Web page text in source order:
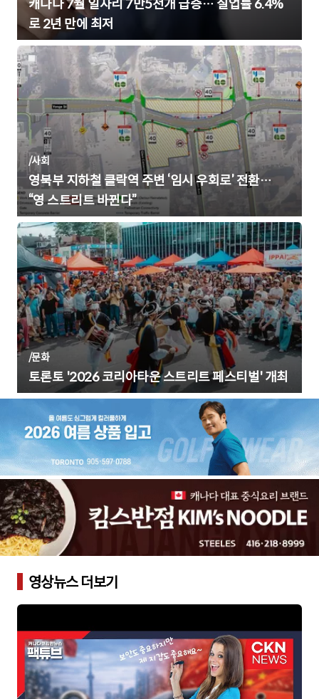
캐나다 7월 일자리 7만5천개 급증… 실업률 6.4%
로 2년 만에 최저
/사회
영북부 지하철 클락역 주변 ‘임시 우회로’ 전환…
“영 스트리트 바뀐다”
/문화
토론토 '2026 코리아타운 스트리트 페스티벌' 개최
영상뉴스 더보기